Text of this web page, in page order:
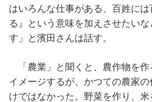
はいろんな仕事がある、百姓に
る』という意味を加えさせたい
す」と濱田さんは話す。
「農業」と聞くと、農作物を作
イメージするが、かつての農家
けではなかった。野菜を作り、